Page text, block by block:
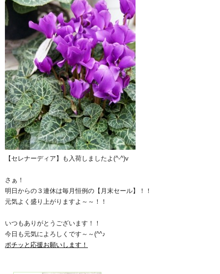
【セレナーディア】も入荷しましたよ(^-^)v
さぁ！
明日からの３連休は毎月恒例の【月末セール】！！
元気よく盛り上がりますよ～～！！
いつもありがとうございます！！
今日も元気によろしくです～～(^^♪
ポチッと応援お願いします！